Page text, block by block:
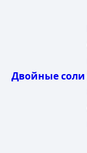
Двойные соли